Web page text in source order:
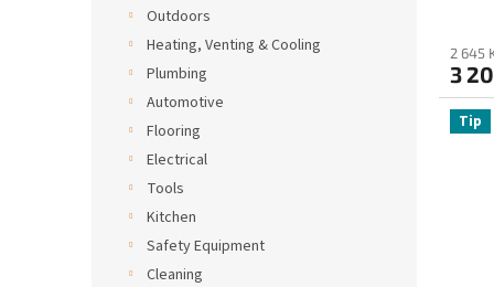
Outdoors
Heating, Venting & Cooling
Plumbing
Automotive
Flooring
Electrical
Tools
Kitchen
Safety Equipment
Cleaning
2 645
3
Tip